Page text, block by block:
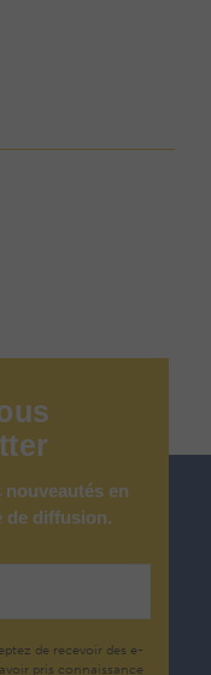
en
de diffusion.
de recevoir des e-
pris connaissance